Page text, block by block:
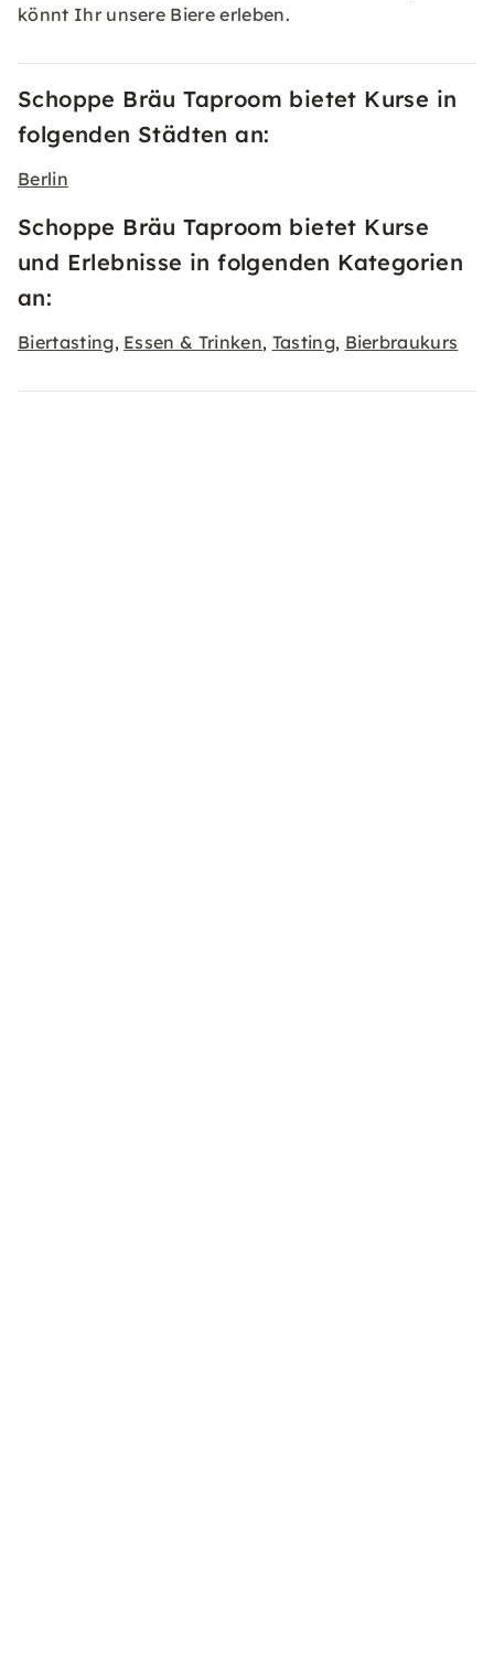
könnt Ihr unsere Biere erleben.
Schoppe Bräu Taproom bietet Kurse in
folgenden Städten an:
Berlin
Schoppe Bräu Taproom bietet Kurse
und Erlebnisse in folgenden Kategorien
an:
Biertasting, Essen & Trinken, Tasting, Bierbraukurs